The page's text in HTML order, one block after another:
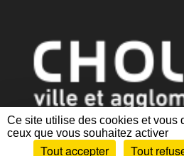
Ce site utilise des cookies et vous
ceux que vous souhaitez activer
Tout accepter Tout
Mentions légales|Politique de
des cookies |Plan du site